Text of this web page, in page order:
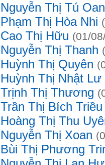
Nguyễn Thị Tú
Phạm Thị Hòa Nhi
Cao Thị Hữu (01/
Nguyễn Thị Thanh
Huỳnh Thị Quyên
Huỳnh Thị Nhật Lư
Trịnh Thị Thương
Trần Thị Bích Triều
Hoàng Thị Thu
Nguyễn Thị Xoan
Bùi Thị Phương